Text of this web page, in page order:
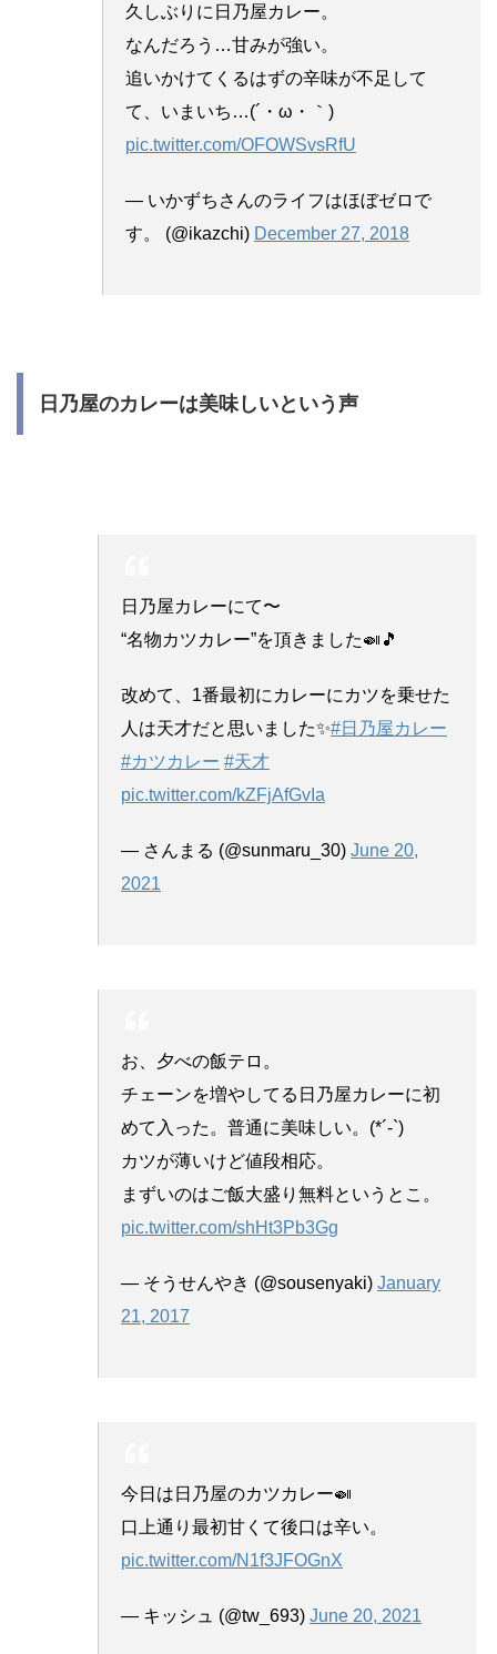
久しぶりに日乃屋カレー。
なんだろう…甘みが強い。
追いかけてくるはずの辛味が不足して
て、いまいち…(´・ω・｀)
pic.twitter.com/OFOWSvsRfU
— いかずちさんのライフはほぼゼロで
す。 (@ikazchi) December 27, 2018
日乃屋のカレーは美味しいという声
日乃屋カレーにて〜
“名物カツカレー”を頂きました🍛🎵
改めて、1番最初にカレーにカツを乗せた
人は天才だと思いました✨#日乃屋カレー
#カツカレー #天才
pic.twitter.com/kZFjAfGvIa
— さんまる (@sunmaru_30) June 20,
2021
お、夕べの飯テロ。
チェーンを増やしてる日乃屋カレーに初
めて入った。普通に美味しい。(*´-`)
カツが薄いけど値段相応。
まずいのはご飯大盛り無料というとこ。
pic.twitter.com/shHt3Pb3Gg
— そうせんやき (@sousenyaki) January
21, 2017
今日は日乃屋のカツカレー🍛
口上通り最初甘くて後口は辛い。
pic.twitter.com/N1f3JFOGnX
— キッシュ (@tw_693) June 20, 2021